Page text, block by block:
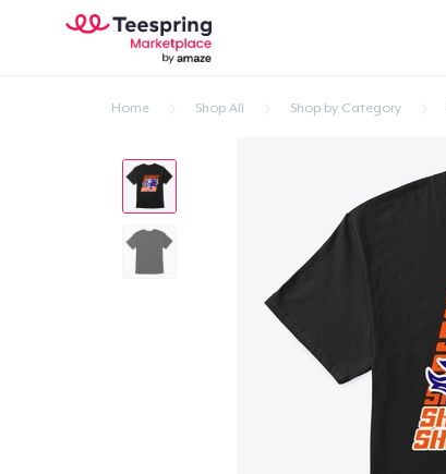
Home Shop All Shop by Category